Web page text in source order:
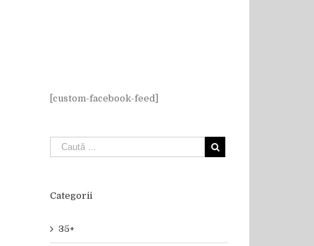
[custom-facebook-feed]
Categorii
35+